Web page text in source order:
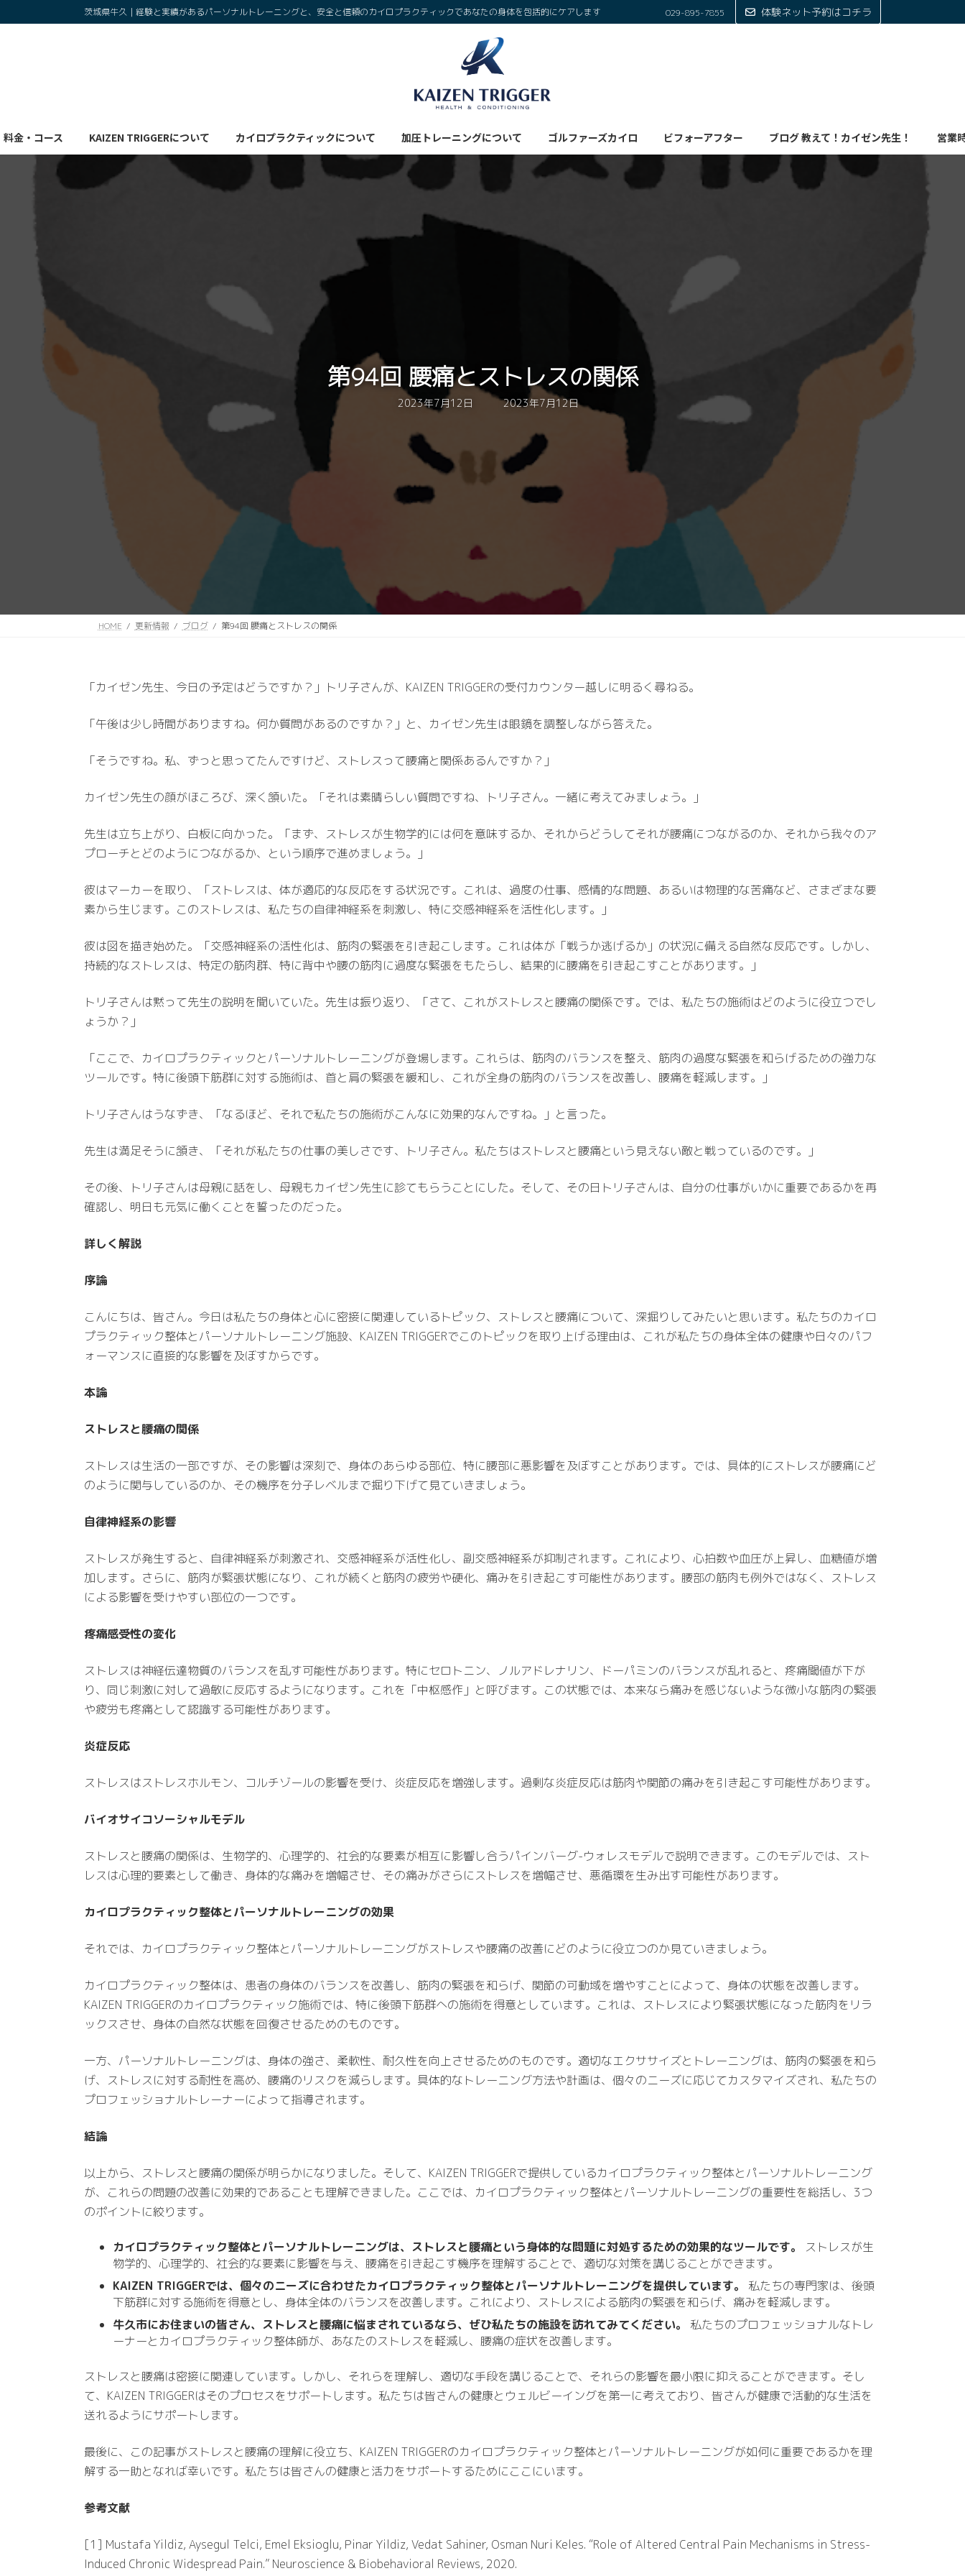
ン
ッ
プ
ビ
移
動
茨城県牛久｜経験と実績があるパーソナルトレーニングと、安全と信頼のカイロプラクティックであなたの身体を包括的にケアします 029-895-7855 体験ネット予約はコチラ
料金・コース KAIZEN TRIGGERについて カイロプラクティックについて 加圧トレーニングについて ゴルファーズカイロ ビフォーアフター ブログ 教えて！カイゼン先生！ 営業
第94回 腰痛とストレスの関係
2023年7月12日 最
:
2023年7月12日
HOME 更新情報 ブログ 第94回 腰痛とストレスの関係
「カイゼン先生、今日の予定はどうですか？」トリ子さんが、KAIZEN TRIGGERの受付カウンター越しに明るく尋ねる。
「午後は少し時間がありますね。何か質問があるのですか？」と、カイゼン先生は眼鏡を調整しながら答えた。
「そうですね。私、ずっと思ってたんですけど、ストレスって腰痛と関係あるんですか？」
カイゼン先生の顔がほころび、深く頷いた。「それは素晴らしい質問ですね、トリ子さん。一緒に考えてみましょう。」
先生は立ち上がり、白板に向かった。「まず、ストレスが生物学的には何を意味するか、それからどうしてそれが腰痛につながるのか、それから我々のア
プローチとどのようにつながるか、という順序で進めましょう。」
彼はマーカーを取り、「ストレスは、体が適応的な反応をする状況です。これは、過度の仕事、感情的な問題、あるいは物理的な苦痛など、さまざまな要
素から生じます。このストレスは、私たちの自律神経系を刺激し、特に交感神経系を活性化します。」
彼は図を描き始めた。「交感神経系の活性化は、筋肉の緊張を引き起こします。これは体が「戦うか逃げるか」の状況に備える自然な反応です。しかし、
持続的なストレスは、特定の筋肉群、特に背中や腰の筋肉に過度な緊張をもたらし、結果的に腰痛を引き起こすことがあります。」
トリ子さんは黙って先生の説明を聞いていた。先生は振り返り、「さて、これがストレスと腰痛の関係です。では、私たちの施術はどのように役立つでし
ょうか？」
「ここで、カイロプラクティックとパーソナルトレーニングが登場します。これらは、筋肉のバランスを整え、筋肉の過度な緊張を和らげるための強力な
ツールです。特に後頭下筋群に対する施術は、首と肩の緊張を緩和し、これが全身の筋肉のバランスを改善し、腰痛を軽減します。」
トリ子さんはうなずき、「なるほど、それで私たちの施術がこんなに効果的なんですね。」と言った。
先生は満足そうに頷き、「それが私たちの仕事の美しさです、トリ子さん。私たちはストレスと腰痛という見えない敵と戦っているのです。」
その後、トリ子さんは母親に話をし、母親もカイゼン先生に診てもらうことにした。そして、その日トリ子さんは、自分の仕事がいかに重要であるかを再
確認し、明日も元気に働くことを誓ったのだった。
詳しく解説
序論
こんにちは、皆さん。今日は私たちの身体と心に密接に関連しているトピック、ストレスと腰痛について、深掘りしてみたいと思います。私たちのカイロ
プラクティック整体とパーソナルトレーニング施設、KAIZEN TRIGGERでこのトピックを取り上げる理由は、これが私たちの身体全体の健康や日々のパフ
ォーマンスに直接的な影響を及ぼすからです。
本論
ストレスと腰痛の関係
ストレスは生活の一部ですが、その影響は深刻で、身体のあらゆる部位、特に腰部に悪影響を及ぼすことがあります。では、具体的にストレスが腰痛にど
のように関与しているのか、その機序を分子レベルまで掘り下げて見ていきましょう。
自律神経系の影響
ストレスが発生すると、自律神経系が刺激され、交感神経系が活性化し、副交感神経系が抑制されます。これにより、心拍数や血圧が上昇し、血糖値が増
加します。さらに、筋肉が緊張状態になり、これが続くと筋肉の疲労や硬化、痛みを引き起こす可能性があります。腰部の筋肉も例外ではなく、ストレス
による影響を受けやすい部位の一つです。
疼痛感受性の変化
ストレスは神経伝達物質のバランスを乱す可能性があります。特にセロトニン、ノルアドレナリン、ドーパミンのバランスが乱れると、疼痛閾値が下が
り、同じ刺激に対して過敏に反応するようになります。これを「中枢感作」と呼びます。この状態では、本来なら痛みを感じないような微小な筋肉の緊張
や疲労も疼痛として認識する可能性があります。
炎症反応
ストレスはストレスホルモン、コルチゾールの影響を受け、炎症反応を増強します。過剰な炎症反応は筋肉や関節の痛みを引き起こす可能性があります。
バイオサイコソーシャルモデル
ストレスと腰痛の関係は、生物学的、心理学的、社会的な要素が相互に影響し合うパインバーグ-ウォレスモデルで説明できます。このモデルでは、スト
レスは心理的要素として働き、身体的な痛みを増幅させ、その痛みがさらにストレスを増幅させ、悪循環を生み出す可能性があります。
カイロプラクティック整体とパーソナルトレーニングの効果
それでは、カイロプラクティック整体とパーソナルトレーニングがストレスや腰痛の改善にどのように役立つのか見ていきましょう。
カイロプラクティック整体は、患者の身体のバランスを改善し、筋肉の緊張を和らげ、関節の可動域を増やすことによって、身体の状態を改善します。
KAIZEN TRIGGERのカイロプラクティック施術では、特に後頭下筋群への施術を得意としています。これは、ストレスにより緊張状態になった筋肉をリラ
ックスさせ、身体の自然な状態を回復させるためのものです。
一方、パーソナルトレーニングは、身体の強さ、柔軟性、耐久性を向上させるためのものです。適切なエクササイズとトレーニングは、筋肉の緊張を和ら
げ、ストレスに対する耐性を高め、腰痛のリスクを減らします。具体的なトレーニング方法や計画は、個々のニーズに応じてカスタマイズされ、私たちの
プロフェッショナルトレーナーによって指導されます。
結論
以上から、ストレスと腰痛の関係が明らかになりました。そして、KAIZEN TRIGGERで提供しているカイロプラクティック整体とパーソナルトレーニング
が、これらの問題の改善に効果的であることも理解できました。ここでは、カイロプラクティック整体とパーソナルトレーニングの重要性を総括し、3つ
のポイントに絞ります。
カイロプラクティック整体とパーソナルトレーニングは、ストレスと腰痛という身体的な問題に対処するための効果的なツールです。
ストレスが生
物学的、心理学的、社会的な要素に影響を与え、腰痛を引き起こす機序を理解することで、適切な対策を講じることができます。
KAIZEN TRIGGERでは、個々のニーズに合わせたカイロプラクティック整体とパーソナルトレーニングを提供しています。
私たちの専門家は、後頭
下筋群に対する施術を得意とし、身体全体のバランスを改善します。これにより、ストレスによる筋肉の緊張を和らげ、痛みを軽減します。
牛久市にお住まいの皆さん、ストレスと腰痛に悩まされているなら、ぜひ私たちの施設を訪れてみてください。
私たちのプロフェッショナルなトレ
ーナーとカイロプラクティック整体師が、あなたのストレスを軽減し、腰痛の症状を改善します。
ストレスと腰痛は密接に関連しています。しかし、それらを理解し、適切な手段を講じることで、それらの影響を最小限に抑えることができます。そし
て、KAIZEN TRIGGERはそのプロセスをサポートします。私たちは皆さんの健康とウェルビーイングを第一に考えており、皆さんが健康で活動的な生活を
送れるようにサポートします。
最後に、この記事がストレスと腰痛の理解に役立ち、KAIZEN TRIGGERのカイロプラクティック整体とパーソナルトレーニングが如何に重要であるかを理
解する一助となれば幸いです。私たちは皆さんの健康と活力をサポートするためにここにいます。
参考文献
[1] Mustafa Yildiz, Aysegul Telci, Emel Eksioglu, Pinar Yildiz, Vedat Sahiner, Osman Nuri Keles. “Role of Altered Central Pain Mechanisms in Stress-
Induced Chronic Widespread Pain.” Neuroscience & Biobehavioral Reviews, 2020.